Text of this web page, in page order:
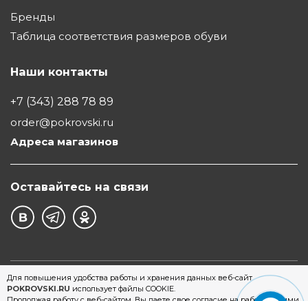
Для повышения удобства работы и хранения данных веб-сайт
POKROVSKI.RU использует файлы COOKIE.
Бренды
Таблица соответствия размеров обуви
Наши контакты
+7 (343) 288 78 89
order@pokrovski.ru
Адреса магазинов
Оставайтесь на связи
©1997 - 2026 Обувной Дом "Покровский" - сеть
магазинов обуви в Екатеринбурге